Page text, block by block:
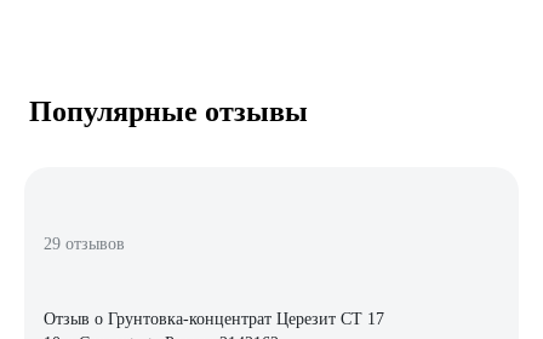
Популярные отзывы
29 отзывов
Отзыв о Грунтовка-концентрат Церезит CT 17